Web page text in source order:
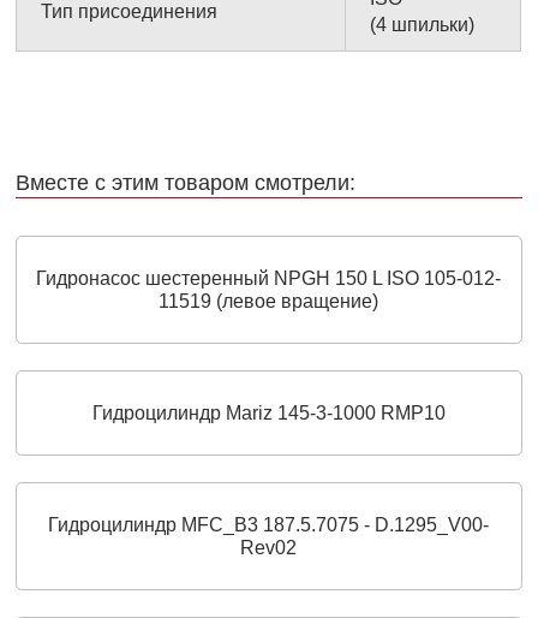
Тип присоединения
(4 шпильки)
Вместе с этим товаром смотрели:
Гидронасос шестеренный NPGH 150 L ISO 105-012-
11519 (левое вращение)
Гидроцилиндр Mariz 145-3-1000 RMP10
Гидроцилиндр MFC_B3 187.5.7075 - D.1295_V00-
Rev02